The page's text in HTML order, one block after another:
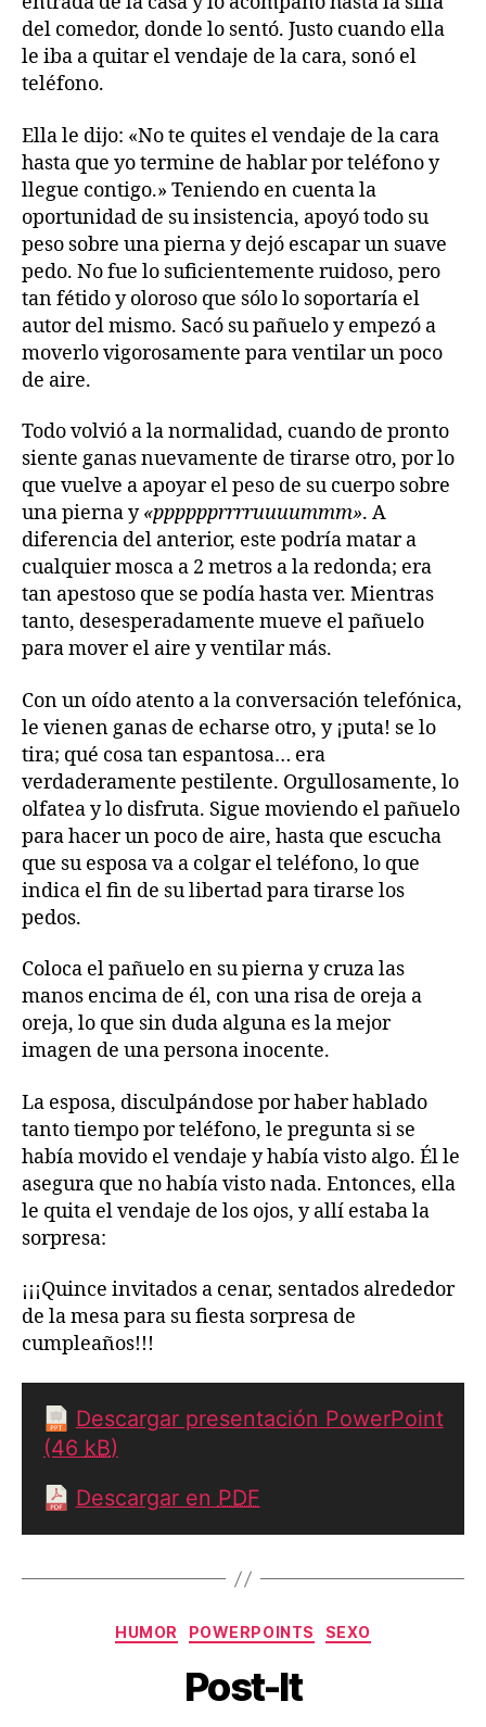
del comedor, donde lo sentó. Justo cuando ella
le iba a quitar el vendaje de la cara, sonó el
teléfono.
Ella le dijo: «No te quites el vendaje de la cara
hasta que yo termine de hablar por teléfono y
llegue contigo.» Teniendo en cuenta la
oportunidad de su insistencia, apoyó todo su
peso sobre una pierna y dejó escapar un suave
pedo. No fue lo suficientemente ruidoso, pero
tan fétido y oloroso que sólo lo soportaría el
autor del mismo. Sacó su pañuelo y empezó a
moverlo vigorosamente para ventilar un poco
de aire.
Todo volvió a la normalidad, cuando de pronto
siente ganas nuevamente de tirarse otro, por lo
que vuelve a apoyar el peso de su cuerpo sobre
una pierna y«pppppprrrruuuummm». A
diferencia del anterior, este podría matar a
cualquier mosca a 2 metros a la redonda; era
tan apestoso que se podía hasta ver. Mientras
tanto, desesperadamente mueve el pañuelo
para mover el aire y ventilar más.
Con un oído atento a la conversación telefónica,
le vienen ganas de echarse otro, y ¡puta! se lo
tira; qué cosa tan espantosa… era
verdaderamente pestilente. Orgullosamente, lo
olfatea y lo disfruta. Sigue moviendo el pañuelo
para hacer un poco de aire, hasta que escucha
que su esposa va a colgar el teléfono, lo que
indica el fin de su libertad para tirarse los
pedos.
Coloca el pañuelo en su pierna y cruza las
manos encima de él, con una risa de oreja a
oreja, lo que sin duda alguna es la mejor
imagen de una persona inocente.
La esposa, disculpándose por haber hablado
tanto tiempo por teléfono, le pregunta si se
había movido el vendaje y había visto algo. Él le
asegura que no había visto nada. Entonces, ella
le quita el vendaje de los ojos, y allí estaba la
sorpresa:
¡¡¡Quince invitados a cenar, sentados alrededor
de la mesa para su fiesta sorpresa de
cumpleaños!!!
Descargar presentación PowerPoint
(46 kB)
Descargar en PDF
Categorías
HUMOR POWERPOINTS SEXO
Post-It